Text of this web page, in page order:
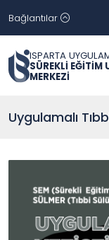
Bağlantılar
ISPARTA
SÜREKLİ
MERKEZİ
Uygulamalı